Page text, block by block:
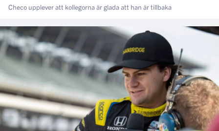
Checo upplever att kollegorna är glada att han är tillbaka